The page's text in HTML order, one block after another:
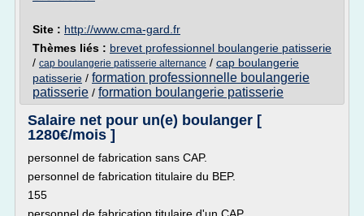
Site : http://www.cma-gard.fr
Thèmes liés : brevet professionnel boulangerie patisserie
/ cap boulangerie patisserie alternance / cap boulangerie
patisserie / formation professionnelle boulangerie
patisserie / formation boulangerie patisserie
Salaire net pour un(e) boulanger [
1280€/mois ]
personnel de fabrication sans CAP.
personnel de fabrication titulaire du BEP.
155